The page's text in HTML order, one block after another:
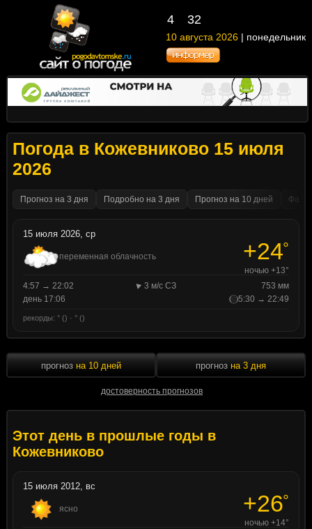
4 32
10 августа 2026 | понедельник
Погода в Кожевниково 15 июля
2026
Прогноз на 3 дня Подробно на 3 дня Прогноз на 10 дней
15 июля 2026, ср
переменная облачность +24°
ночью +13°
4:57 → 22:02
3 м/с СЗ
753 мм
день 17:06
5:30 → 22:49
рекорды: ° () · ° ()
прогноз на 10 дней
достоверность прогнозов
прогноз на 3 дня
Этот день в прошлые годы в
Кожевниково
15 июля 2012, вс
ясно +26°
ночью +14°